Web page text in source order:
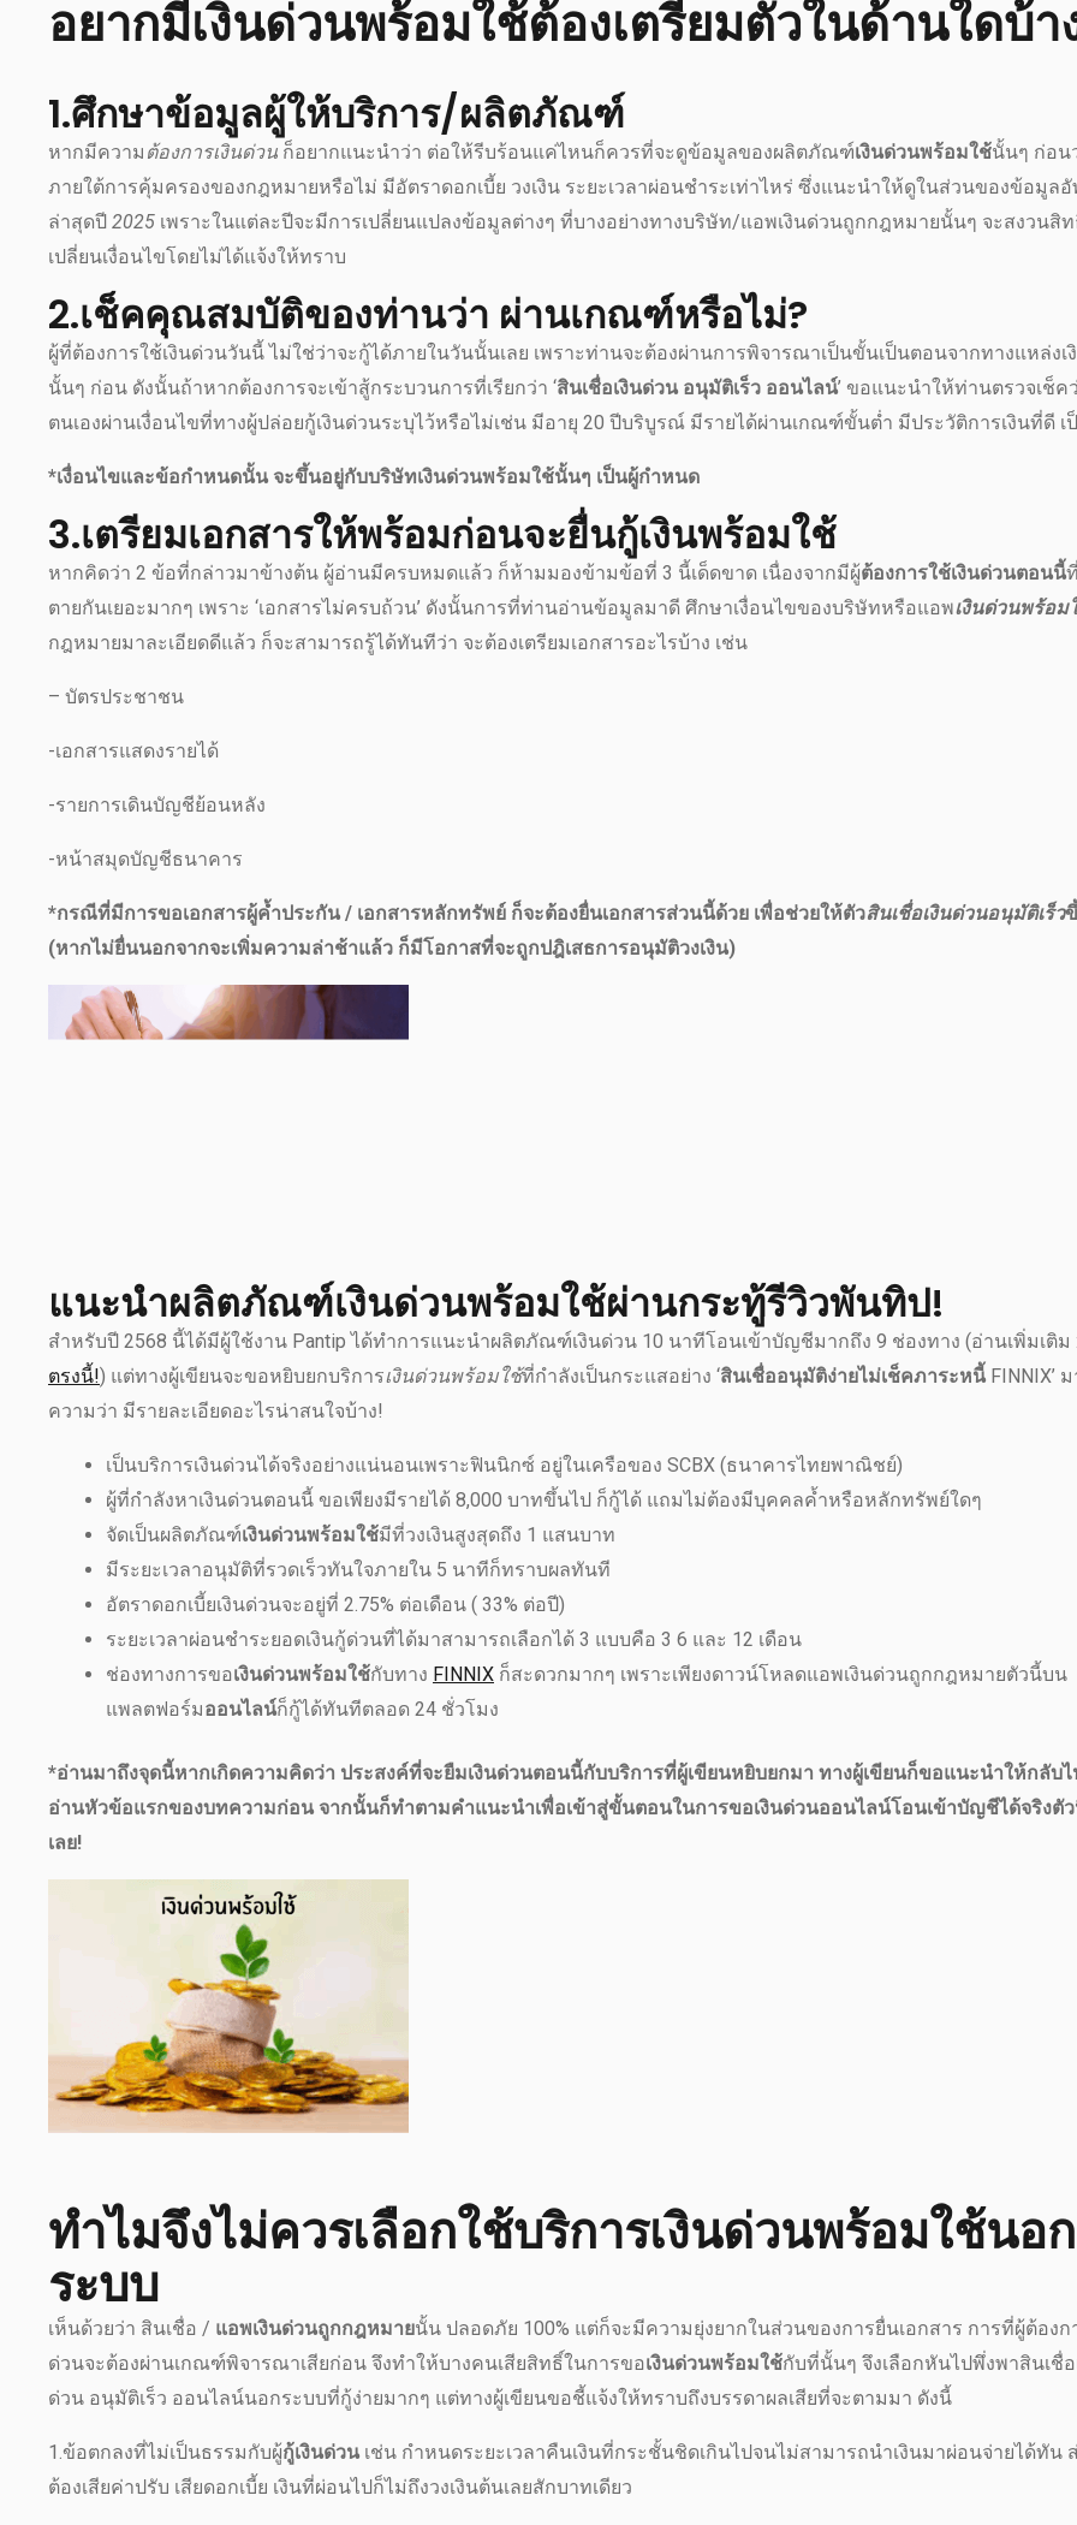
อยากมีเงินด่วนพร้อมใช้ต้องเตรียมตัวในด้านใดบ้า
1.ศึกษาข้อมูลผู้ให้บริการ/ผลิตภัณฑ์
หากมีความ ต้องการเงินด่วน ก็อยากแนะนำว่า ต่อให้รีบร้อนแค่ไหนก็ควรที่จะดูข้อมูลของผลิตภัณฑ์เงินด่วนพร้อมใช้นั้นๆ ก่อน
ภายใต้การคุ้มครองของกฎหมายหรือไม่ มีอัตราดอกเบี้ย วงเงิน ระยะเวลาผ่อนชำระเท่าไหร่ ซึ่งแนะนำให้ดูในส่วนของข้อมูลอั
ล่าสุดปี 2025 เพราะในแต่ละปีจะมีการเปลี่ยนแปลงข้อมูลต่างๆ ที่บางอย่างทางบริษัท/แอพเงินด่วนถูกกฎหมายนั้นๆ จะสงวนสิ
เปลี่ยนเงื่อนไขโดยไม่ได้แจ้งให้ทราบ
2.เช็คคุณสมบัติของท่านว่า ผ่านเกณฑ์หรือไม่?
ผู้ที่ต้องการใช้เงินด่วนวันนี้ ไม่ใช่ว่าจะกู้ได้ภายในวันนั้นเลย เพราะท่านจะต้องผ่านการพิจารณาเป็นขั้นเป็นตอนจากทางแหล่งเ
นั้นๆ ก่อน ดังนั้นถ้าหากต้องการจะเข้าสู้กระบวนการที่เรียกว่า ‘สินเชื่อเงินด่วน อนุมัติเร็ว ออนไลน์’ ขอแนะนำให้ท่านตรวจเช็ค
ตนเองผ่านเงื่อนไขที่ทางผู้ปล่อยกู้เงินด่วนระบุไว้หรือไม่เช่น มีอายุ 20 ปีบริบูรณ์ มีรายได้ผ่านเกณฑ์ขั้นต่ำ มีประวัติการเงินที่ดี เ
*เงื่อนไขและข้อกำหนดนั้น จะขึ้นอยู่กับบริษัทเงินด่วนพร้อมใช้นั้นๆ เป็นผู้กำหนด
3.เตรียมเอกสารให้พร้อมก่อนจะยื่นกู้เงินพร้อมใช้
หากคิดว่า 2 ข้อที่กล่าวมาข้างต้น ผู้อ่านมีครบหมดแล้ว ก็ห้ามมองข้ามข้อที่ 3 นี้เด็ดขาด เนื่องจากมีผู้ต้องการใช้เงินด่วนตอนนี้
ตายกันเยอะมากๆ เพราะ ‘เอกสารไม่ครบถ้วน’ ดังนั้นการที่ท่านอ่านข้อมูลมาดี ศึกษาเงื่อนไขของบริษัทหรือแอพเงินด่วนพร้อม
กฎหมายมาละเอียดดีแล้ว ก็จะสามารถรู้ได้ทันทีว่า จะต้องเตรียมเอกสารอะไรบ้าง เช่น
– บัตรประชาชน
-เอกสารแสดงรายได้
-รายการเดินบัญชีย้อนหลัง
-หน้าสมุดบัญชีธนาคาร
*กรณีที่มีการขอเอกสารผู้ค้ำประกัน / เอกสารหลักทรัพย์ ก็จะต้องยื่นเอกสารส่วนนี้ด้วย เพื่อช่วยให้ตัวสินเชื่อเงินด่วนอนุมัติเร็ว
(หากไม่ยื่นนอกจากจะเพิ่มความล่าช้าแล้ว ก็มีโอกาสที่จะถูกปฎิเสธการอนุมัติวงเงิน)
แนะนำผลิตภัณฑ์เงินด่วนพร้อมใช้ผ่านกระทู้รีวิวพันทิป!
สำหรับปี 2568 นี้ได้มีผู้ใช้งาน Pantip ได้ทำการแนะนำผลิตภัณฑ์เงินด่วน 10 นาทีโอนเข้าบัญชีมากถึง 9 ช่องทาง (อ่านเพิ่มเติม :
ตรงนี้!) แต่ทางผู้เขียนจะขอหยิบยกบริการเงินด่วนพร้อมใช้ที่กำลังเป็นกระแสอย่าง ‘สินเชื่ออนุมัติง่ายไม่เช็คภาระหนี้ FINNIX’
ความว่า มีรายละเอียดอะไรน่าสนใจบ้าง!
เป็นบริการเงินด่วนได้จริงอย่างแน่นอนเพราะฟินนิกซ์ อยู่ในเครือของ SCBX (ธนาคารไทยพาณิชย์)
ผู้ที่กำลังหาเงินด่วนตอนนี้ ขอเพียงมีรายได้ 8,000 บาทขึ้นไป ก็กู้ได้ แถมไม่ต้องมีบุคคลค้ำหรือหลักทรัพย์ใดๆ
จัดเป็นผลิตภัณฑ์เงินด่วนพร้อมใช้มีที่วงเงินสูงสุดถึง 1 แสนบาท
มีระยะเวลาอนุมัติที่รวดเร็วทันใจภายใน 5 นาทีก็ทราบผลทันที
อัตราดอกเบี้ยเงินด่วนจะอยู่ที่ 2.75% ต่อเดือน ( 33% ต่อปี)
ระยะเวลาผ่อนชำระยอดเงินกู้ด่วนที่ได้มาสามารถเลือกได้ 3 แบบคือ 3 6 และ 12 เดือน
ช่องทางการขอเงินด่วนพร้อมใช้กับทาง FINNIX ก็สะดวกมากๆ เพราะเพียงดาวน์โหลดแอพเงินด่วนถูกกฎหมายตัวนี้บน
แพลตฟอร์มออนไลน์ก็กู้ได้ทันทีตลอด 24 ชั่วโมง
*อ่านมาถึงจุดนี้หากเกิดความคิดว่า ประสงค์ที่จะยืมเงินด่วนตอนนี้กับบริการที่ผู้เขียนหยิบยกมา ทางผู้เขียนก็ขอแนะนำให้กลับ
อ่านหัวข้อแรกของบทความก่อน จากนั้นก็ทำตามคำแนะนำเพื่อเข้าสู่ขั้นตอนในการขอเงินด่วนออนไลน์โอนเข้าบัญชีได้จริงตั
เลย!
ทำไมจึงไม่ควรเลือกใช้บริการเงินด่วนพร้อมใช้นอก
ระบบ
เห็นด้วยว่า สินเชื่อ / แอพเงินด่วนถูกกฎหมายนั้น ปลอดภัย 100% แต่ก็จะมีความยุ่งยากในส่วนของการยื่นเอกสาร การที่ผู้ต้องก
ด่วนจะต้องผ่านเกณฑ์พิจารณาเสียก่อน จึงทำให้บางคนเสียสิทธิ์ในการขอเงินด่วนพร้อมใช้กับที่นั้นๆ จึงเลือกหันไปพึ่งพาสินเชื่อ
ด่วน อนุมัติเร็ว ออนไลน์นอกระบบที่กู้ง่ายมากๆ แต่ทางผู้เขียนขอชี้แจ้งให้ทราบถึงบรรดาผลเสียที่จะตามมา ดังนี้
1.ข้อตกลงที่ไม่เป็นธรรมกับผู้กู้เงินด่วน เช่น กำหนดระยะเวลาคืนเงินที่กระชั้นชิดเกินไปจนไม่สามารถนำเงินมาผ่อนจ่ายได้ทัน
ต้องเสียค่าปรับ เสียดอกเบี้ย เงินที่ผ่อนไปก็ไม่ถึงวงเงินต้นเลยสักบาทเดียว